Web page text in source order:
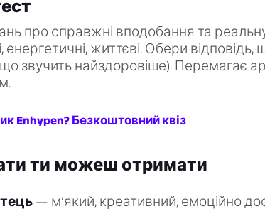
про справжні вподобання та
енергетичні, життєві. Обери
звучить найздоровіше). Перемагає
Enhypen? Безкоштовний квіз
ти можеш отримати
— м’який, креативний, емоційно